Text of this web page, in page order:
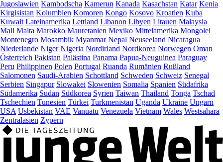
Jugoslawien Kambodscha Kamerun Kanada Kasachstan Katar Kenia
Kirgisistan Kolumbien Komoren Kongo Kosovo Kroatien Kuba
Kuwait Lateinamerika Lettland Libanon Libyen Litauen Malaysia
Mali Malta Marokko Mauretanien Mexiko Mittelamerika Mongolei
Montenegro Mosambik Myanmar Nepal Neuseeland Nicaragua
Niederlande Niger Nigeria Nordirland Nordkorea Norwegen Oman
Österreich Pakistan Palästina Panama Papua-Neuguinea Paraguay
Peru Philippinen Polen Portugal Ruanda Rumänien Rußland
Salomonen Saudi-Arabien Schottland Schweden Schweiz Senegal
Serbien Singapur Slowakei Slowenien Somalia Spanien Südafrika
Südamerika Sudan Südkorea Syrien Taiwan Thailand Tonga Tschad
Tschechien Tunesien Türkei Turkmenistan Uganda Ukraine Ungarn
USA Usbekistan VAE Vanuatu Venezuela Vietnam Wales Westsahara
Zentralasien Zypern